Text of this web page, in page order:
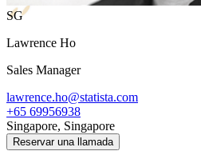
SG
Lawrence Ho
Sales Manager
lawrence.ho@statista.com
+65 69956938
Singapore, Singapore
Reservar una llamada